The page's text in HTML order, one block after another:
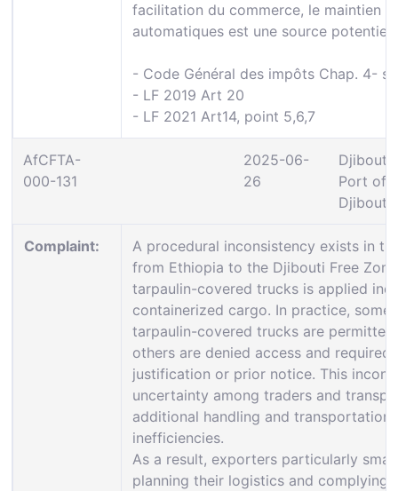
facilitation du commerce, le maintien
automatiques est une source
- Code Général des impôts Chap. 4-
- LF 2019 Art 20
- LF 2021 Art14, point 5,6,7
AfCFTA-
000-131
2025-06-
26
Djibouti:
Port of
Djibouti
Complaint:
A procedural inconsistency exists in
from Ethiopia to the Djibouti Free
tarpaulin-covered trucks is applied
containerized cargo. In practice,
tarpaulin-covered trucks are
others are denied access and
justification or prior notice. This
uncertainty among traders and
additional handling and transportation
inefficiencies.
As a result, exporters particularly
planning their logistics and complying